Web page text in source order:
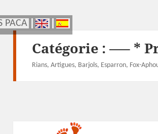
PACA
PACA
Catégorie :—– *
Rians, Artigues, Barjols, Esparron, Fox-